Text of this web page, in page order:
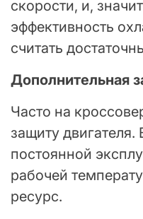
скорости, и,
эффективность
считать
Дополнительная
Часто на
защиту двигателя.
постоянной
рабочей
ресурс.